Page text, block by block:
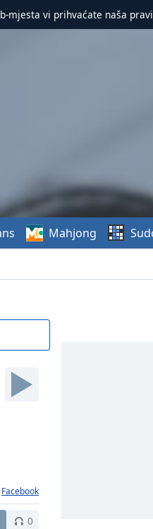
mjesta vi prihvaćate naša
Mahjong
0